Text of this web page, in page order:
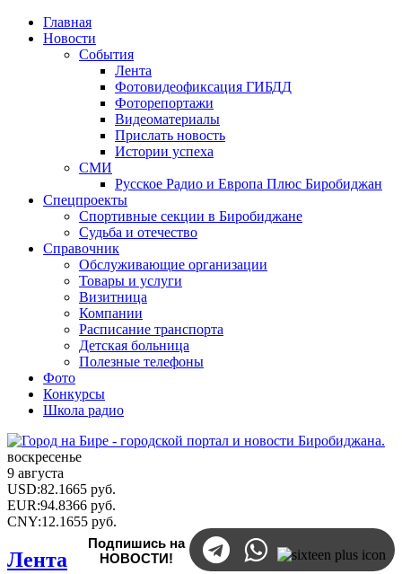
Главная
Новости
События
Лента
Фотовидеофиксация ГИБДД
Фоторепортажи
Видеоматериалы
Прислать новость
Истории успеха
СМИ
Русское Радио и Европа Плюс Биробиджан
Спецпроекты
Спортивные секции в Биробиджане
Судьба и отечество
Справочник
Обслуживающие организации
Товары и услуги
Визитница
Компании
Расписание транспорта
Детская больница
Полезные телефоны
Фото
Конкурсы
Школа радио
воскресенье
9 августа
USD:82.1665 руб.
EUR:94.8366 руб.
CNY:12.1655 руб.
Подпишись на
НОВОСТИ!
Лента